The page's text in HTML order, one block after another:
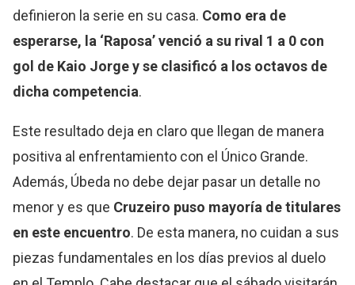
definieron la serie en su casa. Como era de
esperarse, la ‘Raposa’ venció a su rival 1 a 0 con
gol de Kaio Jorge y se clasificó a los octavos de
dicha competencia.
Este resultado deja en claro que llegan de manera
positiva al enfrentamiento con el Único Grande.
Además, Úbeda no debe dejar pasar un detalle no
menor y es que Cruzeiro puso mayoría de titulares
en este encuentro. De esta manera, no cuidan a sus
piezas fundamentales en los días previos al duelo